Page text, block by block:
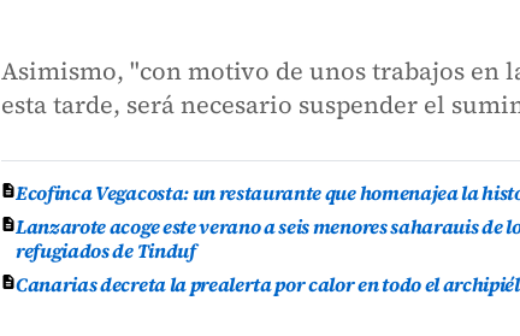
Asimismo, "con motivo de unos trabajos en
esta tarde, será necesario suspender el
Ecofinca Vegacosta: un restaurante que homenajea la
Lanzarote acoge este verano a seis menores saharauis de
refugiados de Tinduf
Canarias decreta la prealerta por calor en todo el